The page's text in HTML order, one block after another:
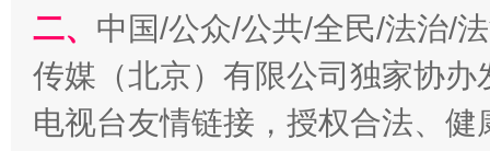
二、 中国/公众/公共/全民/法治/
传媒（北京）有限公司独家协
电视台友情链接，授权合法、